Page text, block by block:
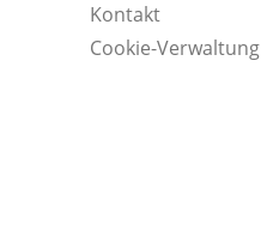
Kontakt
Cookie-Verwaltung